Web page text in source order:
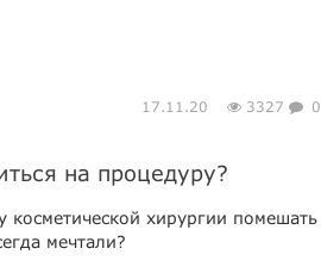
17.11.20 3327 0
на процедуру?
косметической хирургии помешать
мечтали?